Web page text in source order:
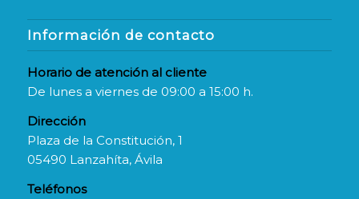
Información de contacto
Horario de atención al cliente
De lunes a viernes de 09:00 a 15:00 h.
Dirección
Plaza de la Constitución, 1
05490 Lanzahíta, Ávila
Teléfonos